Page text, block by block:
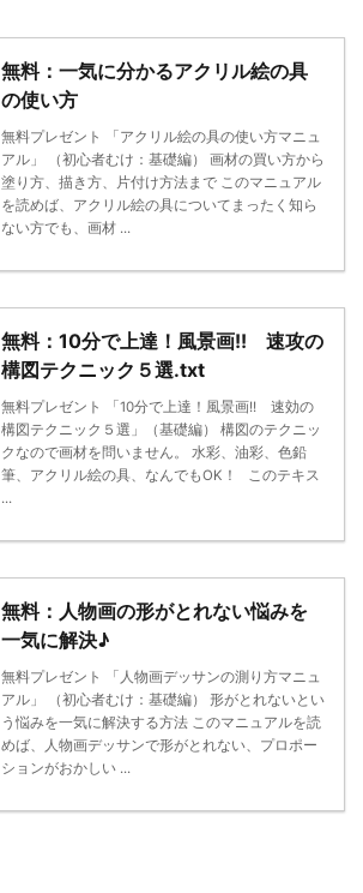
無料：一気に分かるアクリル絵の具
の使い方
無料プレゼント 「アクリル絵の具の使い方マニュ
アル」 （初心者むけ：基礎編） 画材の買い方から
塗り方、描き方、片付け方法まで このマニュアル
を読めば、アクリル絵の具についてまったく知ら
ない方でも、画材 ...
無料：10分で上達！風景画!! 速攻の
構図テクニック５選.txt
無料プレゼント 「10分で上達！風景画!! 速効の
構図テクニック５選」（基礎編） 構図のテクニッ
クなので画材を問いません。 水彩、油彩、色鉛
筆、アクリル絵の具、なんでもOK！ このテキス
...
無料：人物画の形がとれない悩みを
一気に解決♪
無料プレゼント 「人物画デッサンの測り方マニュ
アル」 （初心者むけ：基礎編） 形がとれないとい
う悩みを一気に解決する方法 このマニュアルを読
めば、人物画デッサンで形がとれない、プロポー
ションがおかしい ...